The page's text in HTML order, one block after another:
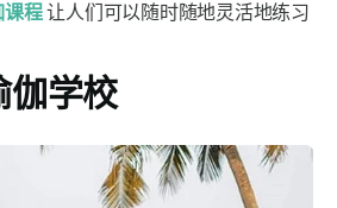
课程让人们可以随时随地灵活地练习
伽学校